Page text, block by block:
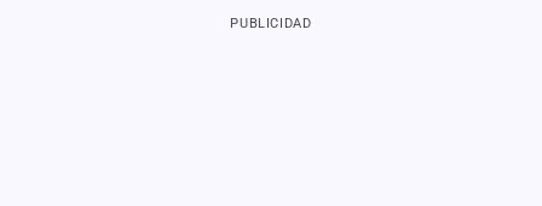
PUBLICIDAD